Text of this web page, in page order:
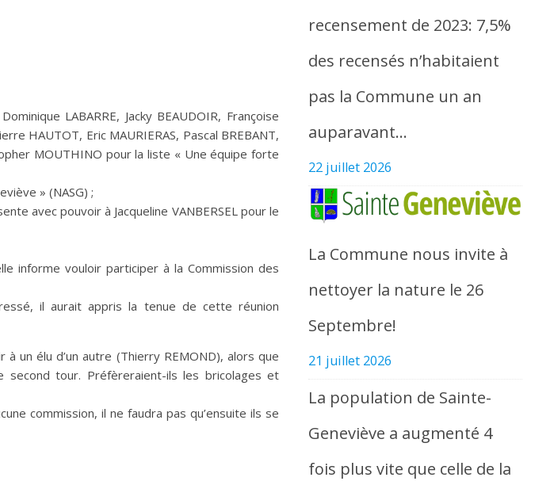
LABARRE, Jacky BEAUDOIR, Françoise
HAUTOT, Eric MAURIERAS, Pascal BREBANT,
MOUTHINO pour la liste « Une équipe forte
» (NASG) ;
avec pouvoir à Jacqueline VANBERSEL pour le
informe vouloir participer à la Commission des
il aurait appris la tenue de cette réunion
un élu d’un autre (Thierry REMOND), alors que
second tour. Préfèreraient-ils les bricolages et
commission, il ne faudra pas qu’ensuite ils se
recensement de 2023: 7,5%
des recensés n’habitaient
pas la Commune un an
auparavant…
22 juillet 2026
La Commune nous invite à
nettoyer la nature le 26
Septembre!
21 juillet 2026
La population de Sainte-
Geneviève a augmenté 4
fois plus vite que celle de la